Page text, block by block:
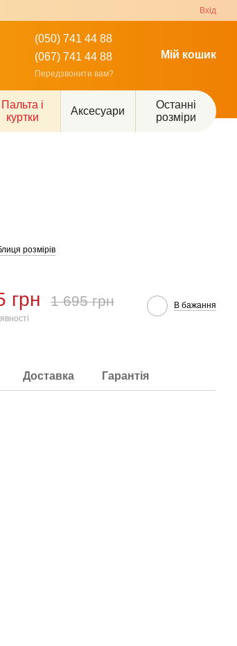
Вхід
(050) 741 44 88
(067) 741 44 88
Передзвонити вам?
Мій кошик
Пальта і
куртки
Аксесуари
Останні
розміри
розмірів
грн 1 695 грн В бажання
Доставка Гарантія